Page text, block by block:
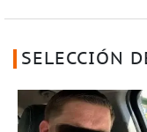
SELECCIÓN